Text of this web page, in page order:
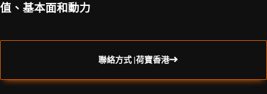
值、基本面和動力
聯絡方式 |荷寶香港